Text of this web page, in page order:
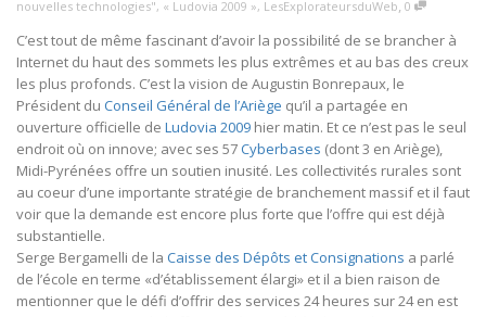
nouvelles technologies", « Ludovia 2009 », LesExplorateursduWeb, 0
C’est tout de même fascinant d’avoir la possibilité de se brancher à
Internet du haut des sommets les plus extrêmes et au bas des creux
les plus profonds. C’est la vision de Augustin Bonrepaux, le
Président du Conseil Général de l’Ariège qu’il a partagée en
ouverture officielle de Ludovia 2009 hier matin. Et ce n’est pas le seul
endroit où on innove; avec ses 57Cyberbases (dont 3 en Ariège),
Midi-Pyrénées offre un soutien inusité. Les collectivités rurales sont
au coeur d’une importante stratégie de branchement massif et il faut
voir que la demande est encore plus forte que l’offre qui est déjà
substantielle.
Serge Bergamelli de la Caisse des Dépôts et Consignations a parlé
de l’école en terme «d’établissement élargi» et il a bien raison de
mentionner que le défi d’offrir des services 24 heures sur 24 en est